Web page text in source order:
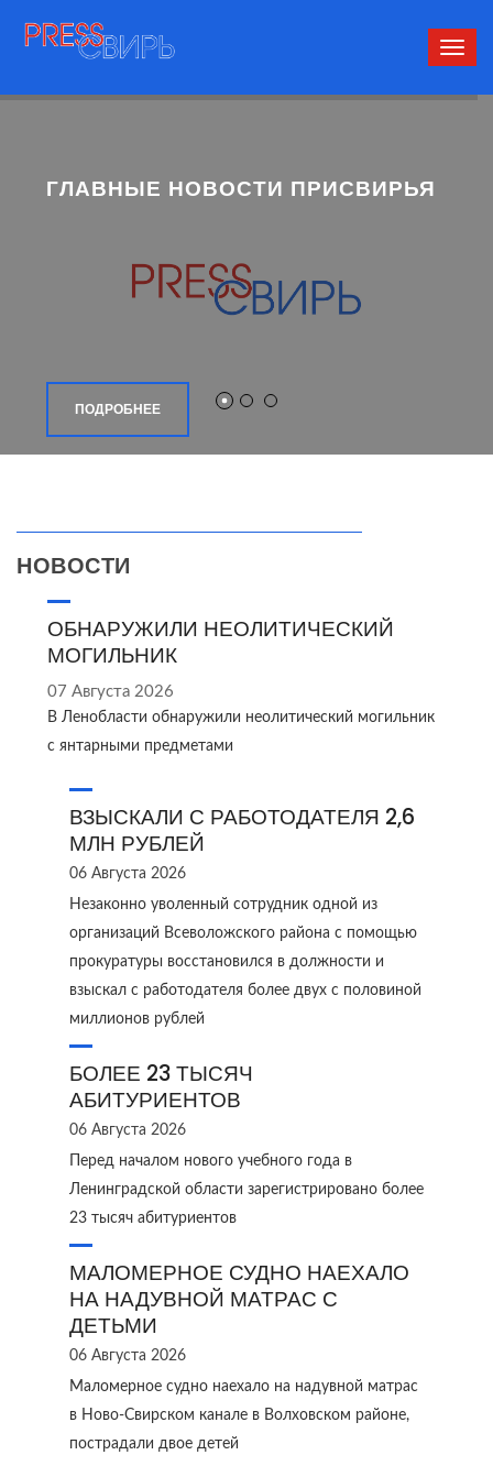
ГЛАВНЫЕ НОВОСТИ ПРИСВИРЬЯ
ПОДРОБНЕЕ
НОВОСТИ
ОБНАРУЖИЛИ НЕОЛИТИЧЕСКИЙ
МОГИЛЬНИК
07 Августа 2026
В Ленобласти обнаружили неолитический могильник
с янтарными предметами
ВЗЫСКАЛИ С РАБОТОДАТЕЛЯ 2,6
МЛН РУБЛЕЙ
06 Августа 2026
Незаконно уволенный сотрудник одной из
организаций Всеволожского района с помощью
прокуратуры восстановился в должности и
взыскал с работодателя более двух с половиной
миллионов рублей
БОЛЕЕ 23 ТЫСЯЧ
АБИТУРИЕНТОВ
06 Августа 2026
Перед началом нового учебного года в
Ленинградской области зарегистрировано более
23 тысяч абитуриентов
МАЛОМЕРНОЕ СУДНО НАЕХАЛО
НА НАДУВНОЙ МАТРАС С
ДЕТЬМИ
06 Августа 2026
Маломерное судно наехало на надувной матрас
в Ново‑Свирском канале в Волховском районе,
пострадали двое детей